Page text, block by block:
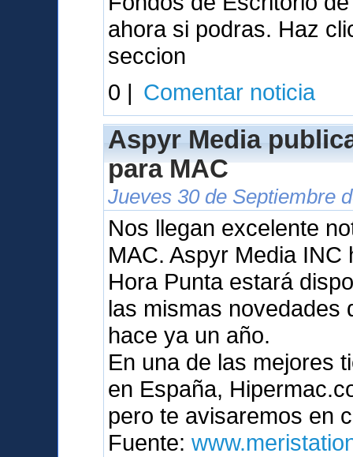
ahora si podras. Haz
seccion
0 | Comentar noticia
Aspyr Media
para MAC
Jueves 30 de Septiembre
Nos llegan excelente
MAC. Aspyr Media
Hora Punta estará
las mismas novedades
hace ya un año.
En una de las mejores
en España,
pero te avisaremos en
Fuente: